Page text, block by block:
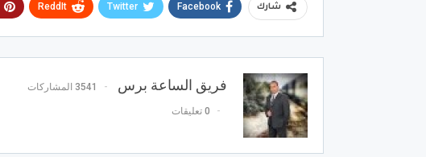
شارك Facebook
Twitter
ReddIt
فريق الساعة برس 3541 المشاركات
0 تعليقات